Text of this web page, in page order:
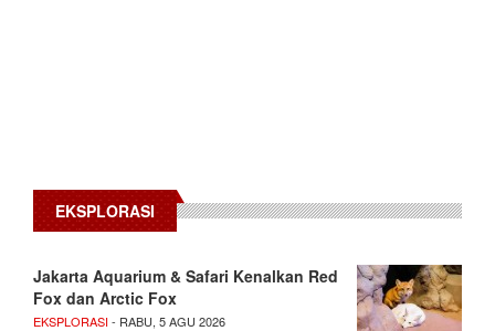
EKSPLORASI
Jakarta Aquarium & Safari Kenalkan Red
Fox dan Arctic Fox
EKSPLORASI- RABU, 5 AGU 2026